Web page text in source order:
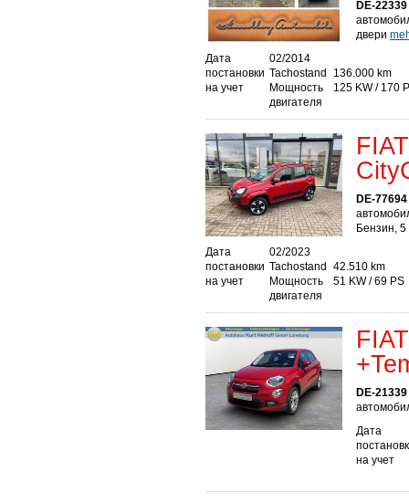
DE-
двери
Дата
постановки
на учет
02/2014
Tachostand
136.000 km
Мощность
двигателя
125 KW / 170
DE-
Бензин,
Дата
постановки
на учет
02/2023
Tachostand
42.510 km
Мощность
двигателя
51 KW / 69 PS
DE-
Дата
на учет